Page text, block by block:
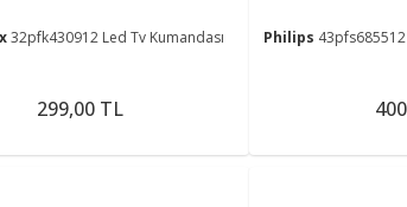
32pfk430912 Led Tv Kumandası
299,00 TL
Philips